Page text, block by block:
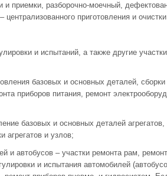
приемки, разборочно-моечный,
приготовления и
и испытаний, а также другие
базовых и основных деталей, сборки
приборов питания, ремонт
базовых и основных деталей агрегатов,
агрегатов и узлов;
и автобусов – участки ремонта рам,
и испытания автомобилей